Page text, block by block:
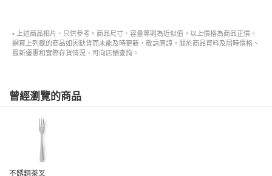
• 上述商品相片、只供參考。商品尺寸、容量等則為近似值。以上價格為商品正價。
網頁上列載的商品如因缺貨而未能及時更新，敬請原諒。關於商品資料及屆時價格、
最新優惠和實際存貨情況，可向店舖查詢。
曾經瀏覽的商品
不銹鋼茶叉